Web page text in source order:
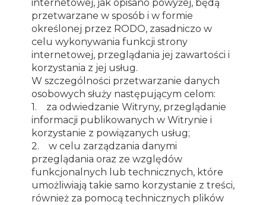
internetowej, jak opisano powyżej, będą
przetwarzane w sposób i w formie
określonej przez RODO, zasadniczo w
celu wykonywania funkcji strony
internetowej, przeglądania jej zawartości i
korzystania z jej usług.
W szczególności przetwarzanie danych
osobowych służy następującym celom:
1. za odwiedzanie Witryny, przeglądanie
informacji publikowanych w Witrynie i
korzystanie z powiązanych usług;
2. w celu zarządzania danymi
przeglądania oraz ze względów
funkcjonalnych lub technicznych, które
umożliwiają takie samo korzystanie z treści,
również za pomocą technicznych plików